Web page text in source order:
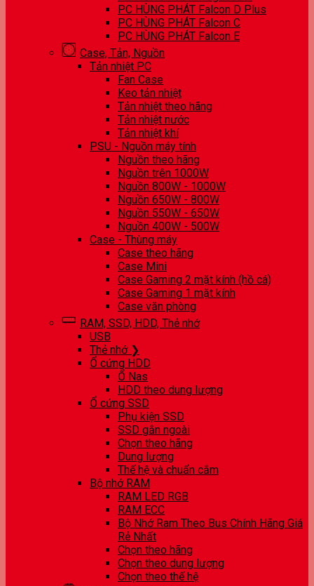
PC HÙNG PHÁT Falcon D Plus
PC HÙNG PHÁT Falcon C
PC HÙNG PHÁT Falcon E
Case, Tản, Nguồn
Tản nhiệt PC
Fan Case
Keo tản nhiệt
Tản nhiệt theo hãng
Tản nhiệt nước
Tản nhiệt khí
PSU - Nguồn máy tính
Nguồn theo hãng
Nguồn trên 1000W
Nguồn 800W - 1000W
Nguồn 650W - 800W
Nguồn 550W - 650W
Nguồn 400W - 500W
Case - Thùng máy
Case theo hãng
Case Mini
Case Gaming 2 mặt kính (hồ cá)
Case Gaming 1 mặt kính
Case văn phòng
RAM, SSD, HDD, Thẻ nhớ
USB
Thẻ nhớ ❯
Ổ cứng HDD
Ổ Nas
HDD theo dung lượng
Ổ cứng SSD
Phụ kiện SSD
SSD gắn ngoài
Chọn theo hãng
Dung lượng
Thế hệ và chuẩn cắm
Bộ nhớ RAM
RAM LED RGB
RAM ECC
Bộ Nhớ Ram Theo Bus Chính Hãng Giá
Rẻ Nhất
Chọn theo hãng
Chọn theo dung lượng
Chọn theo thế hệ